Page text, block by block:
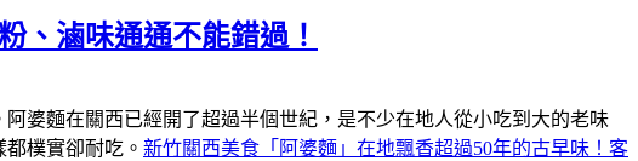
、滷味通通不能錯過！
婆麵在關西已經開了超過半個世紀，是不少在地人從小吃到大的老味
樸實卻耐吃。 新竹關西美食「阿婆麵」在地飄香超過50年的古早味！客